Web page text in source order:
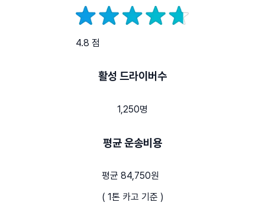
4.8 점
활성 드라이버수
1,250명
평균 운송비용
평균 84,750원
( 1톤 카고 기준 )